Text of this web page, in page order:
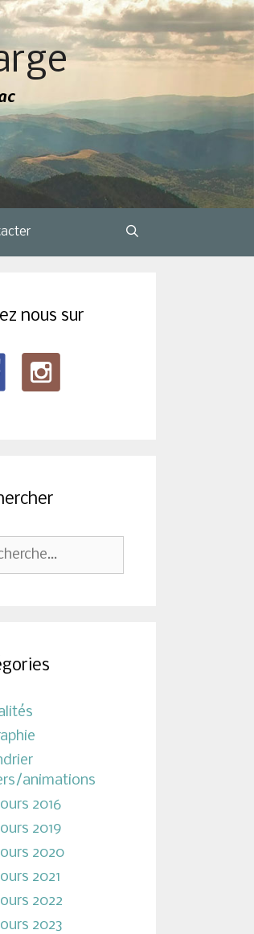
nous sur
:
animations
2016
2019
2020
2021
2022
2023